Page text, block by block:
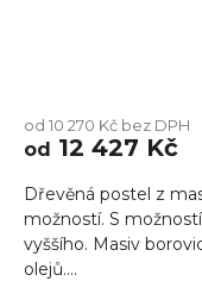
od 10 270 Kč bez DPH
od 12 427 Kč
Dřevěná postel z
možností. S
vyššího. Masiv
olejů....